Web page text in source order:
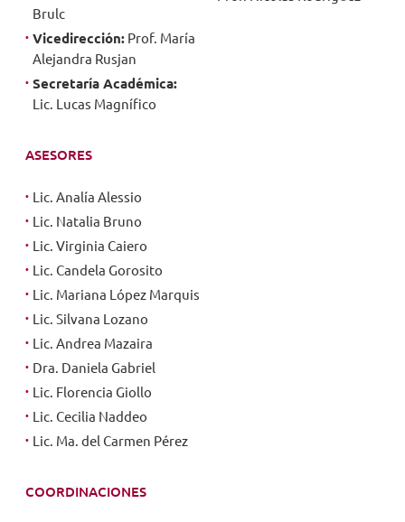
Brulc
Vicedirección: Prof. María
Alejandra Rusjan
Secretaría Académica:
Lic. Lucas Magnífico
ASESORES
Lic. Analía Alessio
Lic. Natalia Bruno
Lic. Virginia Caiero
Lic. Candela Gorosito
Lic. Mariana López Marquis
Lic. Silvana Lozano
Lic. Andrea Mazaira
Dra. Daniela Gabriel
Lic. Florencia Giollo
Lic. Cecilia Naddeo
Lic. Ma. del Carmen Pérez
COORDINACIONES